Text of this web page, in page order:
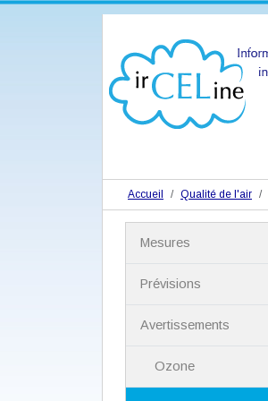
Accueil Qualité de l'air
Mesures
Prévisions
Avertissements
Ozone